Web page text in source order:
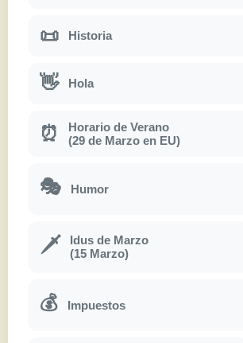
📜 Historia
👋 Hola
⏰
Horario de Verano
(29 de Marzo en EU)
🎭 Humor
🗡
Idus de Marzo
(15 Marzo)
💰 Impuestos